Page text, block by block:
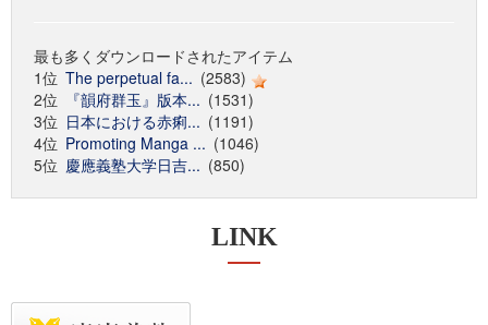
最も多くダウンロードされたアイテム
1位 The perpetual fa... (2583)
2位
『韻府群玉』版本... (1531)
3位 日本における赤痢... (1191)
4位 Promoting Manga ... (1046)
5位 慶應義塾大学日吉... (850)
LINK